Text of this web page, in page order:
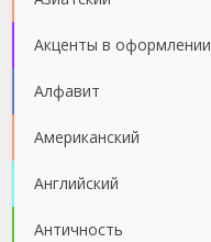
Акценты в оформлении
Алфавит
Американский
Английский
Античность